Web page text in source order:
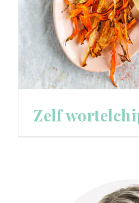
Zelf